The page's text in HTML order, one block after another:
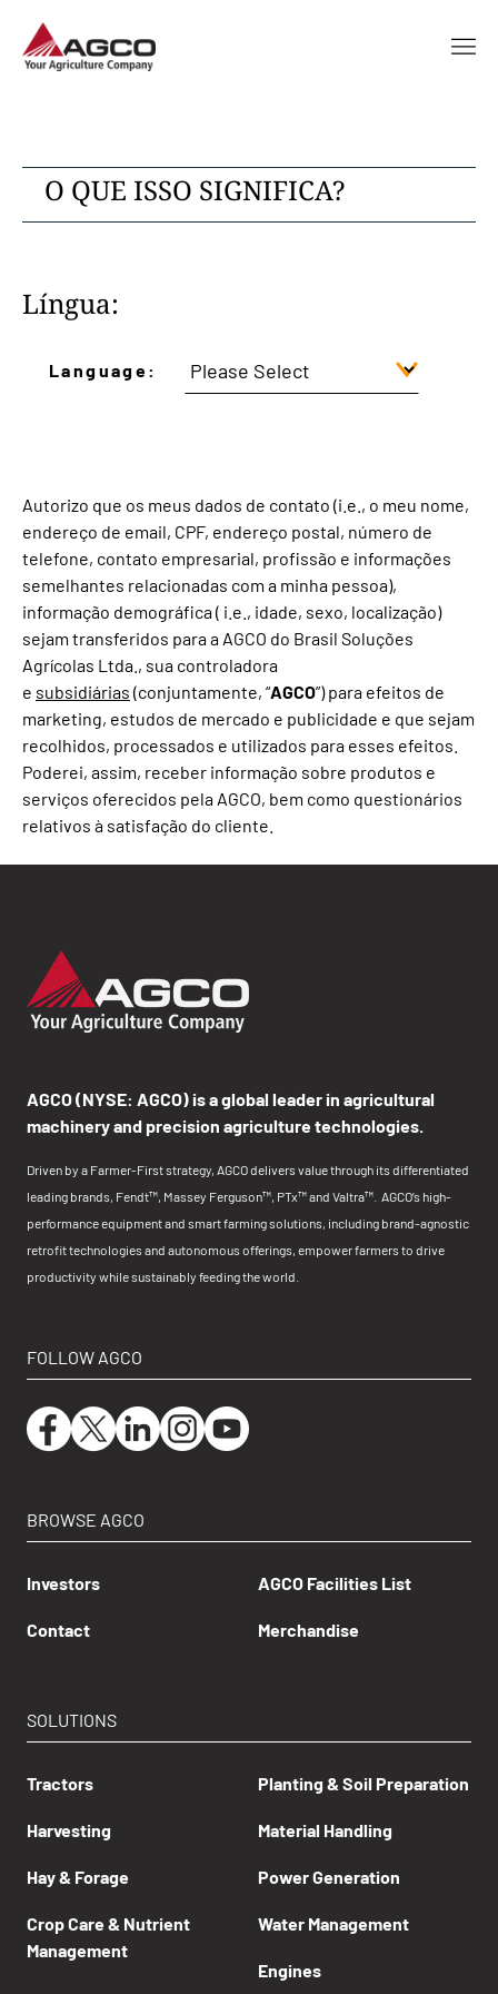
O QUE ISSO SIGNIFICA?
Língua:
Language:
Autorizo que os meus dados de contato (i.e., o meu nome,
endereço de email, CPF, endereço postal, número de
telefone, contato empresarial, profissão e informações
semelhantes relacionadas com a minha pessoa),
informação demográfica ( i.e., idade, sexo, localização)
sejam transferidos para a AGCO do Brasil Soluções
Agrícolas Ltda., sua controladora
e subsidiárias (conjuntamente, “AGCO”) para efeitos de
marketing, estudos de mercado e publicidade e que sejam
recolhidos, processados e utilizados para esses efeitos.
Poderei, assim, receber informação sobre produtos e
serviços oferecidos pela AGCO, bem como questionários
relativos à satisfação do cliente.
AGCO (NYSE: AGCO) is a global leader in agricultural
machinery and precision agriculture technologies.
Driven by a Farmer-First strategy, AGCO delivers value through its differentiated
leading brands, Fendt™, Massey Ferguson™, PTx™ and Valtra™. AGCO’s high-
performance equipment and smart farming solutions, including brand-agnostic
retrofit technologies and autonomous offerings, empower farmers to drive
productivity while sustainably feeding the world.
FOLLOW AGCO
BROWSE AGCO
Investors
Contact
AGCO Facilities List
Merchandise
SOLUTIONS
Tractors
Harvesting
Hay & Forage
Crop Care & Nutrient
Management
Planting & Soil Preparation
Material Handling
Power Generation
Water Management
Engines